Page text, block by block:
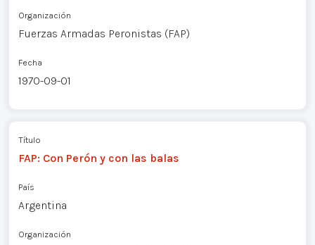
Organización
Fuerzas Armadas Peronistas (FAP)
Fecha
1970-09-01
Título
FAP: Con Perón y con las balas
País
Argentina
Organización